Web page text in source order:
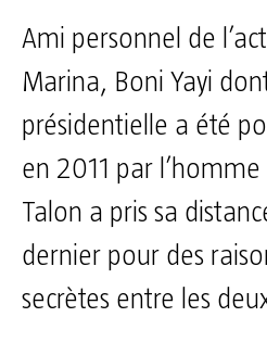
Ami personnel de
Marina, Boni Yayi
présidentielle a été
en 2011 par l’homme
Talon a pris sa
dernier pour des
secrètes entre les